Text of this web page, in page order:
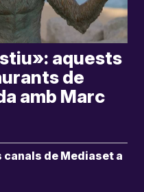
aquests
de
amb Marc
canals de Mediaset a